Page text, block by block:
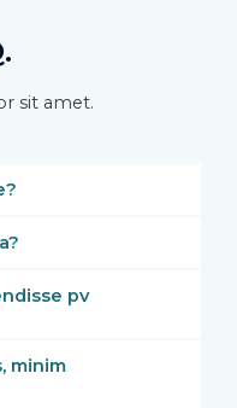
sit amet.
pv
minim